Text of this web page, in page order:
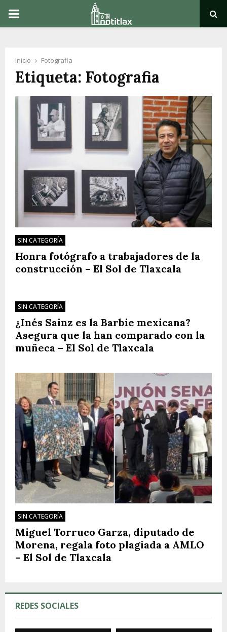
PRIMARY
Inicio Fotografia
Etiqueta: Fotografia
SIN CATEGORÍA
Honra fotógrafo a trabajadores de la
construcción – El Sol de Tlaxcala
SIN CATEGORÍA
¿Inés Sainz es la Barbie mexicana?
Asegura que la han comparado con la
muñeca – El Sol de Tlaxcala
SIN CATEGORÍA
Miguel Torruco Garza, diputado de
Morena, regala foto plagiada a AMLO
– El Sol de Tlaxcala
REDES SOCIALES